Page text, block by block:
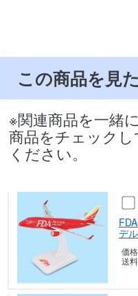
この商品を見
※関連商品を一緒
商品をチェック
ください。
デ
価
送